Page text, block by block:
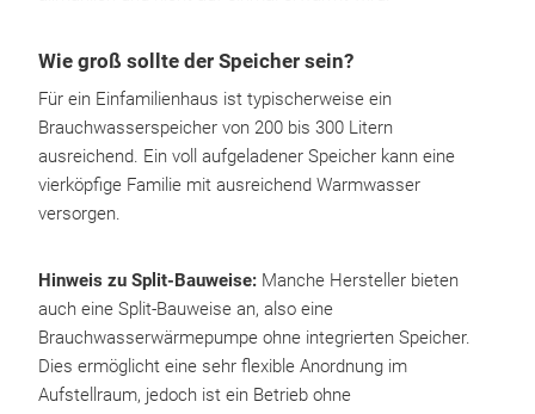
Wie groß sollte der Speicher sein?
Für ein Einfamilienhaus ist typischerweise ein
Brauchwasserspeicher von 200 bis 300 Litern
ausreichend. Ein voll aufgeladener Speicher kann eine
vierköpfige Familie mit ausreichend Warmwasser
versorgen.
Hinweis zu Split-Bauweise: Manche Hersteller bieten
auch eine Split-Bauweise an, also eine
Brauchwasserwärmepumpe ohne integrierten Speicher.
Dies ermöglicht eine sehr flexible Anordnung im
Aufstellraum, jedoch ist ein Betrieb ohne